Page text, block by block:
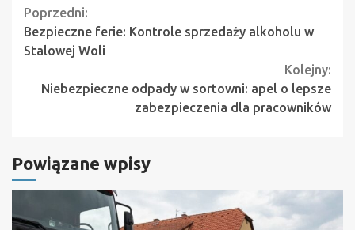
Continue
Reading
Poprzedni:
Bezpieczne ferie: Kontrole sprzedaży alkoholu w
Stalowej Woli
Kolejny:
Niebezpieczne odpady w sortowni: apel o lepsze
zabezpieczenia dla pracowników
Powiązane wpisy